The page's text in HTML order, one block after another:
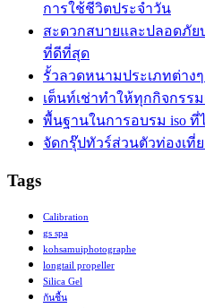
การใช้ชีวิตประจำวัน
สะดวกสบายและปลอดภัยบ
ที่ดีที่สุด
รั้วลวดหนามประเภทต่า
เต็นท์เช่าทำให้ทุกกิจกรร
พื้นฐานในการอบรม iso ที่
จัดกรุ๊ปทัวร์ส่วนตัวท่องเที่
Tags
Calibration
gs spa
kohsamuiphotographe
longtail propeller
Silica Gel
กันชื้น